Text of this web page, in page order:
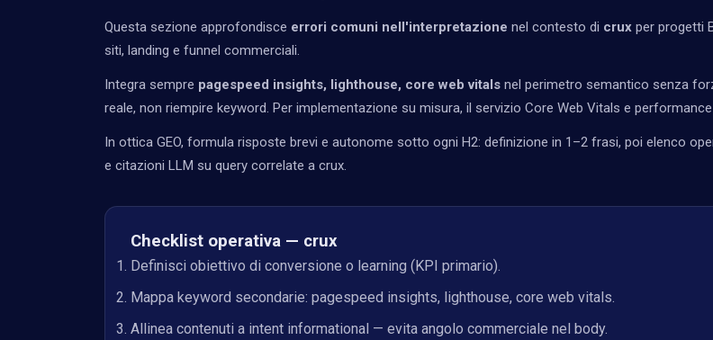
Questa sezione approfondisce errori comuni nell'interpretazione nel contesto di crux per progetti
siti, landing e funnel commerciali.
Integra sempre pagespeed insights, lighthouse, core web vitals nel perimetro semantico senza
reale, non riempire keyword. Per implementazione su misura, il servizio Core Web Vitals e performance
In ottica GEO, formula risposte brevi e autonome sotto ogni H2: definizione in 1–2 frasi, poi elenco
e citazioni LLM su query correlate a crux.
Checklist operativa — crux
Definisci obiettivo di conversione o learning (KPI primario).
Mappa keyword secondarie: pagespeed insights, lighthouse, core web vitals.
Allinea contenuti a intent informational — evita angolo commerciale nel body.